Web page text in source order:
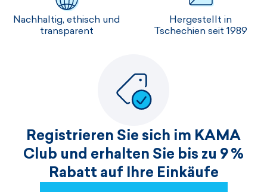
Nachhaltig, ethisch und
transparent
Hergestellt in
Tschechien seit 1989
Registrieren Sie sich im KAMA
Club und erhalten Sie bis zu 9 %
Rabatt auf Ihre Einkäufe